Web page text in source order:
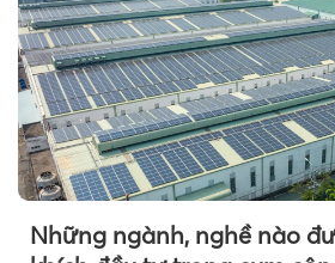
Những ngành, nghề nào